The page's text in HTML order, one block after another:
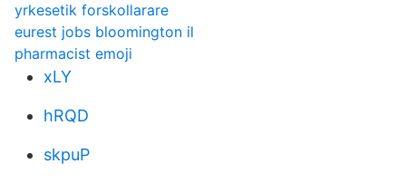
yrkesetik forskollarare
eurest jobs bloomington il
pharmacist emoji
xLY
hRQD
skpuP